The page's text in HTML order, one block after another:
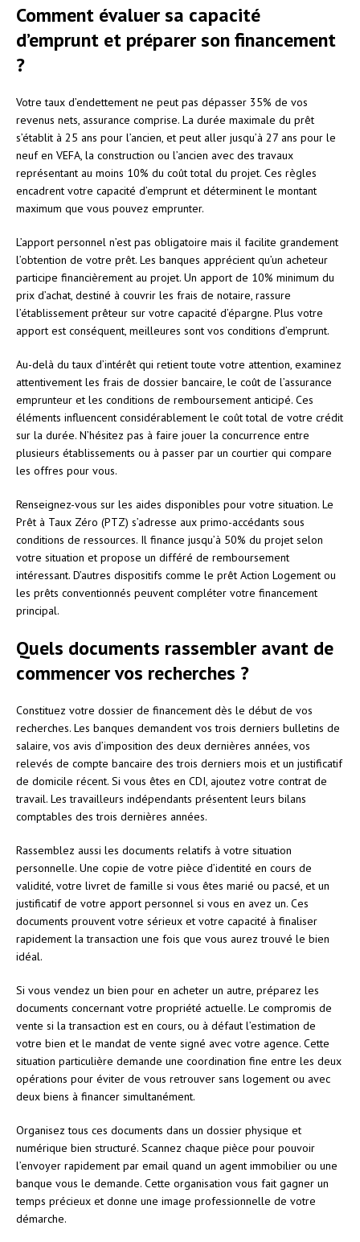
Comment évaluer sa capacité
d’emprunt et préparer son financement
?
Votre taux d’endettement ne peut pas dépasser 35% de vos
revenus nets, assurance comprise. La durée maximale du prêt
s’établit à 25 ans pour l’ancien, et peut aller jusqu’à 27 ans pour le
neuf en VEFA, la construction ou l’ancien avec des travaux
représentant au moins 10% du coût total du projet. Ces règles
encadrent votre capacité d’emprunt et déterminent le montant
maximum que vous pouvez emprunter.
L’apport personnel n’est pas obligatoire mais il facilite grandement
l’obtention de votre prêt. Les banques apprécient qu’un acheteur
participe financièrement au projet. Un apport de 10% minimum du
prix d’achat, destiné à couvrir les frais de notaire, rassure
l’établissement prêteur sur votre capacité d’épargne. Plus votre
apport est conséquent, meilleures sont vos conditions d’emprunt.
Au-delà du taux d’intérêt qui retient toute votre attention, examinez
attentivement les frais de dossier bancaire, le coût de l’assurance
emprunteur et les conditions de remboursement anticipé. Ces
éléments influencent considérablement le coût total de votre crédit
sur la durée. N’hésitez pas à faire jouer la concurrence entre
plusieurs établissements ou à passer par un courtier qui compare
les offres pour vous.
Renseignez-vous sur les aides disponibles pour votre situation. Le
Prêt à Taux Zéro (PTZ) s’adresse aux primo-accédants sous
conditions de ressources. Il finance jusqu’à 50% du projet selon
votre situation et propose un différé de remboursement
intéressant. D’autres dispositifs comme le prêt Action Logement ou
les prêts conventionnés peuvent compléter votre financement
principal.
Quels documents rassembler avant de
commencer vos recherches ?
Constituez votre dossier de financement dès le début de vos
recherches. Les banques demandent vos trois derniers bulletins de
salaire, vos avis d’imposition des deux dernières années, vos
relevés de compte bancaire des trois derniers mois et un justificatif
de domicile récent. Si vous êtes en CDI, ajoutez votre contrat de
travail. Les travailleurs indépendants présentent leurs bilans
comptables des trois dernières années.
Rassemblez aussi les documents relatifs à votre situation
personnelle. Une copie de votre pièce d’identité en cours de
validité, votre livret de famille si vous êtes marié ou pacsé, et un
justificatif de votre apport personnel si vous en avez un. Ces
documents prouvent votre sérieux et votre capacité à finaliser
rapidement la transaction une fois que vous aurez trouvé le bien
idéal.
Si vous vendez un bien pour en acheter un autre, préparez les
documents concernant votre propriété actuelle. Le compromis de
vente si la transaction est en cours, ou à défaut l’estimation de
votre bien et le mandat de vente signé avec votre agence. Cette
situation particulière demande une coordination fine entre les deux
opérations pour éviter de vous retrouver sans logement ou avec
deux biens à financer simultanément.
Organisez tous ces documents dans un dossier physique et
numérique bien structuré. Scannez chaque pièce pour pouvoir
l’envoyer rapidement par email quand un agent immobilier ou une
banque vous le demande. Cette organisation vous fait gagner un
temps précieux et donne une image professionnelle de votre
démarche.